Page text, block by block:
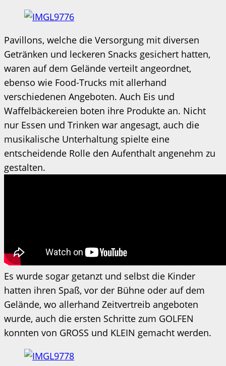
Pavillons, welche die Versorgung mit diversen
Getränken und leckeren Snacks gesichert hatten,
waren auf dem Gelände verteilt angeordnet,
ebenso wie Food-Trucks mit allerhand
verschiedenen Angeboten. Auch Eis und
Waffelbäckereien boten ihre Produkte an. Nicht
nur Essen und Trinken war angesagt, auch die
musikalische Unterhaltung spielte eine
entscheidende Rolle den Aufenthalt angenehm zu
gestalten.
Es wurde sogar getanzt und selbst die Kinder
hatten ihren Spaß, vor der Bühne oder auf dem
Gelände, wo allerhand Zeitvertreib angeboten
wurde, auch die ersten Schritte zum GOLFEN
konnten von GROSS und KLEIN gemacht werden.